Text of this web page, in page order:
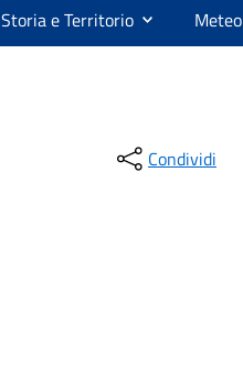
Storia e Territorio Meteo
Condividi